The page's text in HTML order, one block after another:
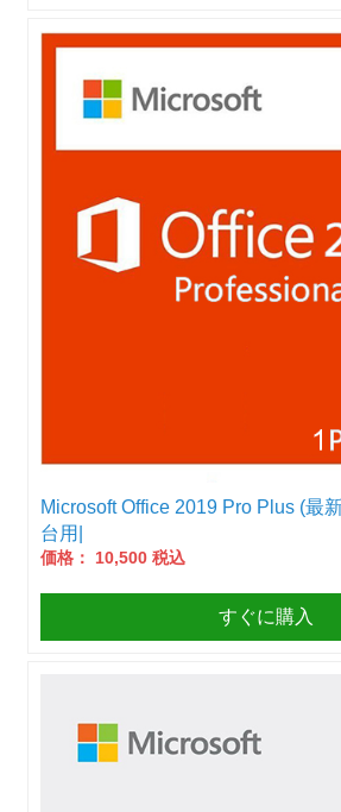
Microsoft Office 2019 Pro Plus (最
台用|
価格： 10,500 税込
すぐに購入